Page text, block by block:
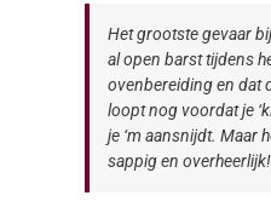
Het grootste gevaar
al open barst tijdens
ovenbereiding en dat
loopt nog voordat je
je ‘m aansnijdt. Maar
sappig en overheerlijk!